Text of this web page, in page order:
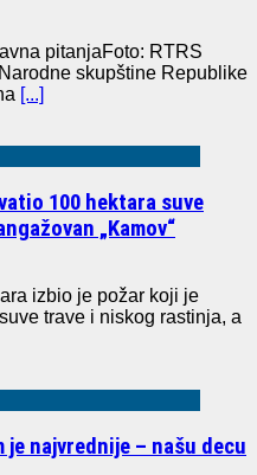
pitanjaFoto: RTRS
skupštine Republike
[...]
100 hektara suve
„Kamov“
izbio je požar koji je
trave i niskog rastinja, a
je najvrednije – našu decu